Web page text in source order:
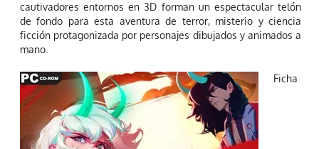
cautivadores entornos en 3D forman un espectacular telón
de fondo para esta aventura de terror, misterio y ciencia
ficción protagonizada por personajes dibujados y animados a
mano.
Ficha